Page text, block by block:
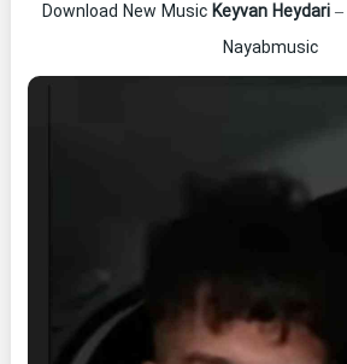
Download New Music Keyvan Heydari–
Nayabmusic